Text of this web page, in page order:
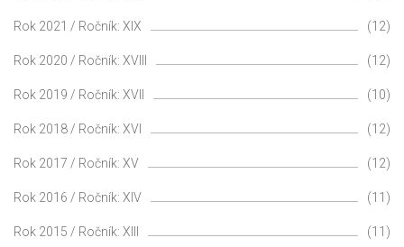
Rok 2021 / Ročník: XIX (12)
Rok 2020 / Ročník: XVIII (12)
Rok 2019 / Ročník: XVII (10)
Rok 2018 / Ročník: XVI (12)
Rok 2017 / Ročník: XV (12)
Rok 2016 / Ročník: XIV (11)
Rok 2015 / Ročník: XIII (11)